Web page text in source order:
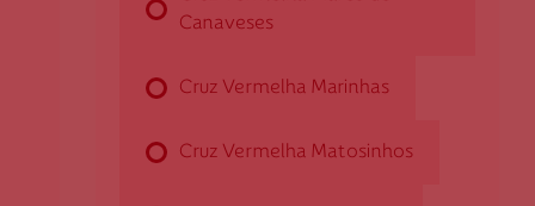
2050-151 Aveiras de Cima
263 470 470
Canaveses
Cruz Vermelha Marinhas
Cruz Vermelha Matosinhos